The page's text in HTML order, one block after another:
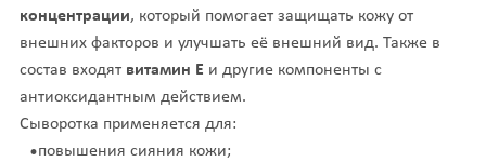
концентрации, который помогает защищать кожу от
внешних факторов и улучшать её внешний вид. Также в
состав входят витамин E и другие компоненты с
антиоксидантным действием.
Сыворотка применяется для:
повышения сияния кожи;